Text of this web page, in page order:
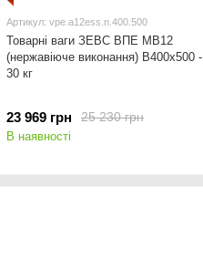
Артикул: vpe.a12ess.n.400.500
Товарні ваги ЗЕВС ВПЕ МВ12
(нержавіюче виконання) В400x500 -
30 кг
25 230 грн
23 969 грн
В наявності